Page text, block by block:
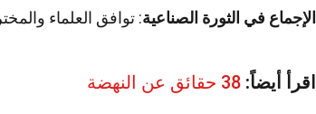
الإجماع في الثورة الصناعية: توافق العلماء
اقرأ أيضاً: 38 حقائق عن النهضة